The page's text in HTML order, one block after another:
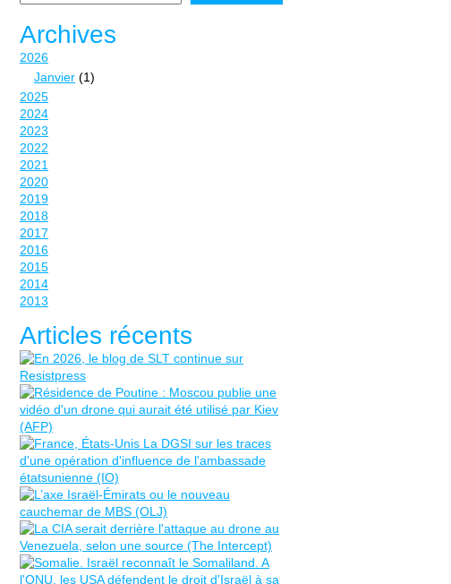
Archives
2026
Janvier (1)
2025
2024
2023
2022
2021
2020
2019
2018
2017
2016
2015
2014
2013
Articles récents